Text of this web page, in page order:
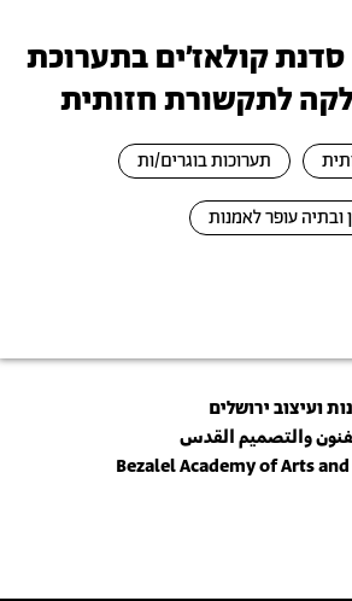
קולאז׳ים בתערוכת
לתקשורת חזותית
תערוכות בוגרים/ות
ובתיה עופר לאמנות
ועיצוב ירושלים
والتصميم القدس
Bezalel Academy of Arts